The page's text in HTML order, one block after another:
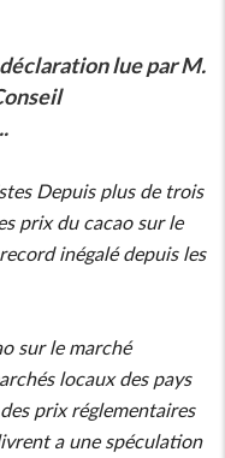
lue par M.
Depuis plus de trois
prix du cacao sur le
inégalé depuis les
sur le marché
locaux des pays
prix réglementaires
a une spéculation